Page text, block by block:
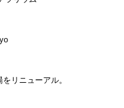
リニューアル。